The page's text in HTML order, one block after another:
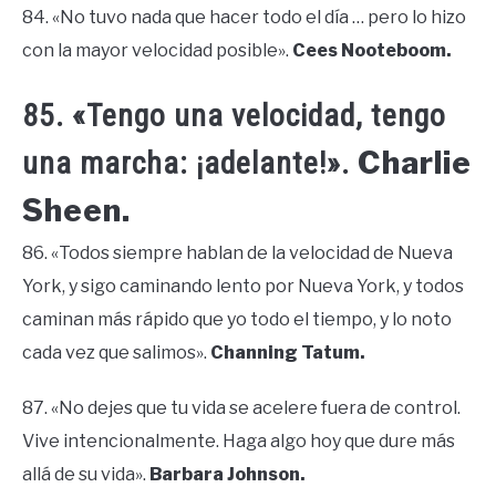
84. «No tuvo nada que hacer todo el día … pero lo hizo
con la mayor velocidad posible». Cees Nooteboom.
85. «Tengo una velocidad, tengo
una marcha: ¡adelante!». Charlie
Sheen.
86. «Todos siempre hablan de la velocidad de Nueva
York, y sigo caminando lento por Nueva York, y todos
caminan más rápido que yo todo el tiempo, y lo noto
cada vez que salimos». Channing Tatum.
87. «No dejes que tu vida se acelere fuera de control.
Vive intencionalmente. Haga algo hoy que dure más
allá de su vida». Barbara Johnson.